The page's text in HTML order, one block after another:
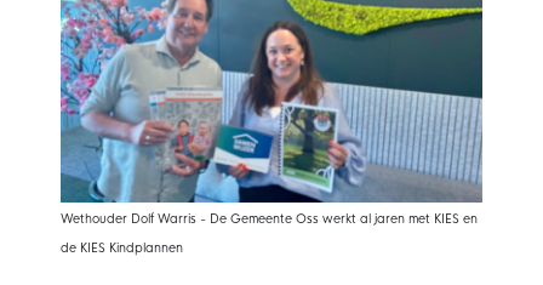
Wethouder Dolf Warris - De Gemeente Oss werkt al jaren met KIES en
de KIES Kindplannen